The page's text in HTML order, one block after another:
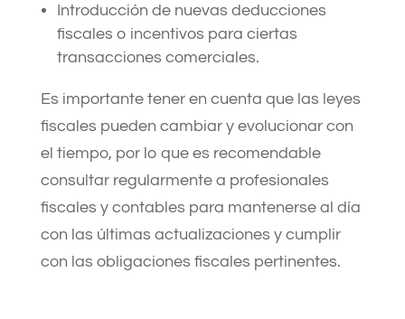
Introducción de nuevas deducciones
fiscales o incentivos para ciertas
transacciones comerciales.
Es importante tener en cuenta que las leyes
fiscales pueden cambiar y evolucionar con
el tiempo, por lo que es recomendable
consultar regularmente a profesionales
fiscales y contables para mantenerse al día
con las últimas actualizaciones y cumplir
con las obligaciones fiscales pertinentes.